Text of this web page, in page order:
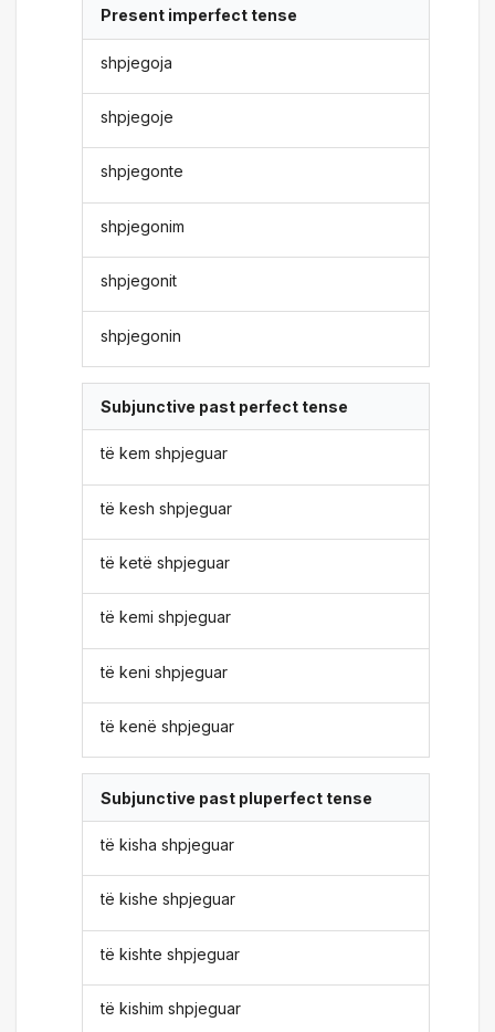
Present imperfect tense
shpjegoja
shpjegoje
shpjegonte
shpjegonim
shpjegonit
shpjegonin
Subjunctive past perfect tense
të kem shpjeguar
të kesh shpjeguar
të ketë shpjeguar
të kemi shpjeguar
të keni shpjeguar
të kenë shpjeguar
Subjunctive past pluperfect tense
të kisha shpjeguar
të kishe shpjeguar
të kishte shpjeguar
të kishim shpjeguar